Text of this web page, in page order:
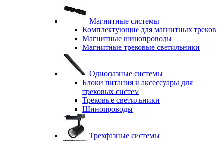
Магнитные системы
Комплектующие для магнитных треков
Магнитные шинопроводы
Магнитные трековые светильники
Однофазные системы
Блоки питания и аксессуары для
трековых систем
Трековые светильники
Шинопроводы
Трехфазные системы